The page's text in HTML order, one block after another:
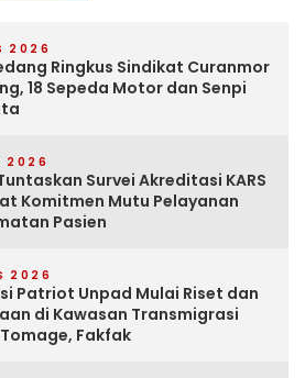
2026
Ringkus Sindikat Curanmor
18 Sepeda Motor dan Senpi
2026
Survei Akreditasi KARS
Komitmen Mutu Pelayanan
Pasien
2026
Patriot Unpad Mulai Riset dan
di Kawasan Transmigrasi
Fakfak